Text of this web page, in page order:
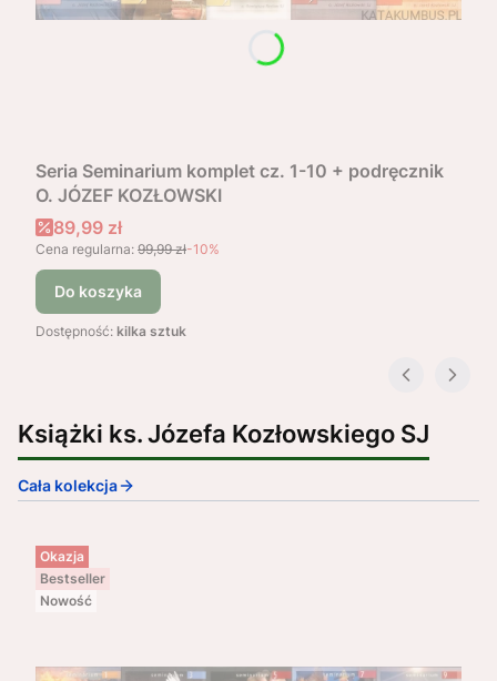
Seria Seminarium komplet cz. 1-10 + podręcznik
O. JÓZEF KOZŁOWSKI
Cena promocyjna
89,99 zł
Cena regularna: 99,99 zł-10%
Do koszyka
Dostępność: kilka sztuk
Książki ks. Józefa Kozłowskiego SJ
Cała kolekcja
Okazja
Bestseller
Nowość